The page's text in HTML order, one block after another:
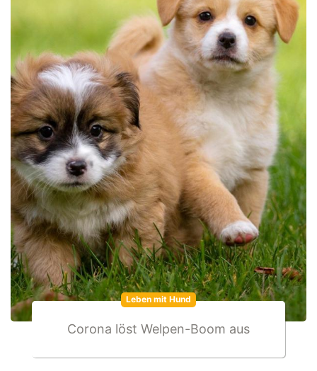
Leben mit Hund
Corona löst Welpen-Boom aus